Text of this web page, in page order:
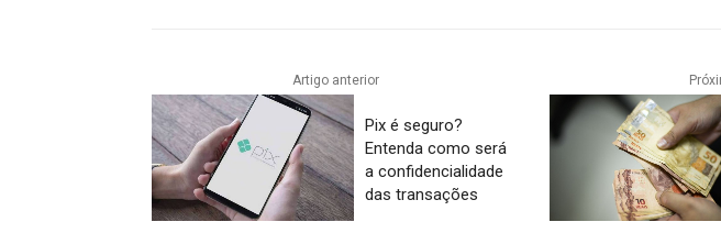
Artigo anterior
Pix é seguro?
Entenda como será
a confidencialidade
das transações